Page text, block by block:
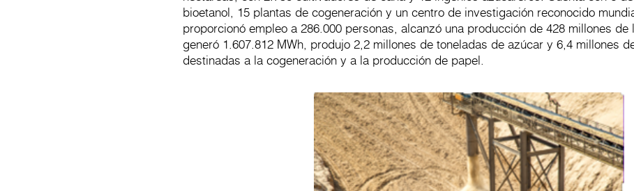
bioetanol, 15 plantas de cogeneración y un centro de investigación reconocido
proporcionó empleo a 286.000 personas, alcanzó una producción de 428 millones de
generó 1.607.812 MWh, produjo 2,2 millones de toneladas de azúcar y 6,4 millones
destinadas a la cogeneración y a la producción de papel.